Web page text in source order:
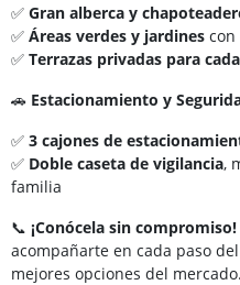
✅ Gran alberca y
✅ Áreas verdes y jardines con
✅ Terrazas privadas para
🚗 Estacionamiento y
✅ 3 cajones de
✅ Doble caseta de vigilancia,
familia
📞 ¡Conócela sin compromiso!
acompañarte en cada paso
mejores opciones del mercado.